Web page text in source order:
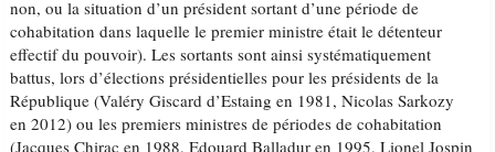
non, ou la situation d’un président sortant d’une période de
cohabitation dans laquelle le premier ministre était le détenteur
effectif du pouvoir). Les sortants sont ainsi systématiquement
battus, lors d’élections présidentielles pour les présidents de la
République (Valéry Giscard d’Estaing en 1981, Nicolas Sarkozy
en 2012) ou les premiers ministres de périodes de cohabitation
(Jacques Chirac en 1988, Edouard Balladur en 1995, Lionel Jospin